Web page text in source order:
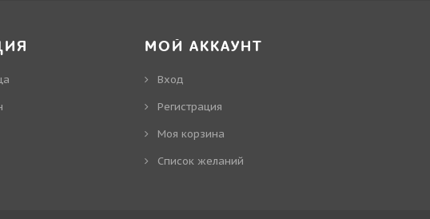
МОЙ АККАУНТ
Вход
Регистрация
Моя корзина
Cписок желаний